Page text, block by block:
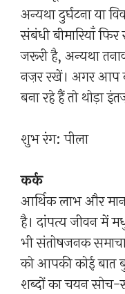
अन्यथा दुर्घटना या
संबंधी बीमारियाँ
जरूरी है, अन्यथा
नज़र रखें। अगर आप
बना रहे हैं तो थोड़ा
शुभ रंग: पीला
कर्क
आर्थिक लाभ और
है। दांपत्य जीवन में
भी संतोषजनक
को आपकी कोई बात
शब्दों का चयन